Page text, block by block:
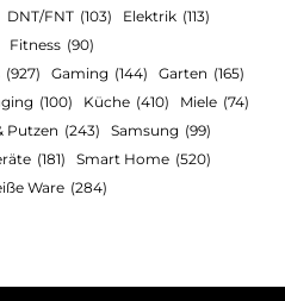
DNT/FNT (103) Elektrik (113)
Fitness (90)
(927) Gaming (144) Garten (165)
(100) Küche (410) Miele (74)
Putzen (243) Samsung (99)
(181) Smart Home (520)
Ware (284)